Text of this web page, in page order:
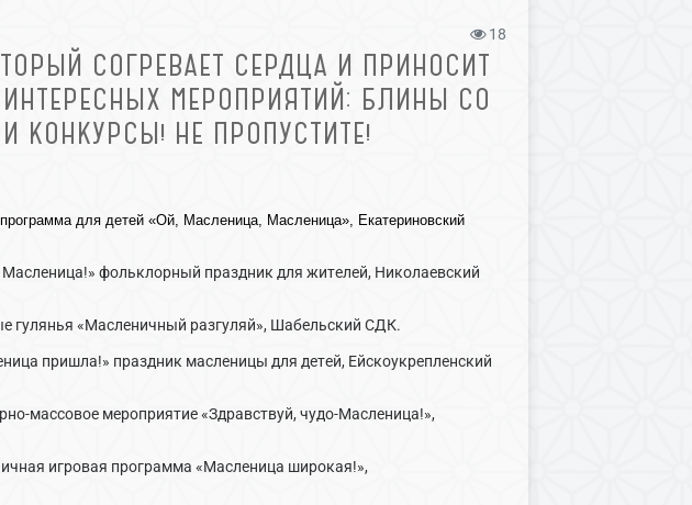
18
СОГРЕВАЕТ СЕРДЦА И ПРИНОСИТ
МЕРОПРИЯТИЙ: БЛИНЫ СО
КОНКУРСЫ! НЕ ПРОПУСТИТЕ!
для детей «Ой, Масленица, Масленица», Екатериновский
Масленица!» фольклорный праздник для жителей, Николаевский
гулянья «Масленичный разгуляй», Шабельский СДК.
пришла!» праздник масленицы для детей, Ейскоукрепленский
массовое мероприятие «Здравствуй, чудо-Масленица!»,
игровая программа «Масленица широкая!»,